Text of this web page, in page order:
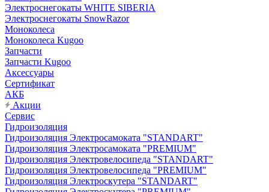
Электроснегокаты WHITE SIBERIA
Электроснегокаты SnowRazor
Моноколеса
Моноколеса Kugoo
Запчасти
Запчасти Kugoo
Аксессуары
Сертификат
АКБ
Акции
Сервис
Гидроизоляция
Гидроизоляция Электросамоката "STANDART"
Гидроизоляция Электросамоката "PREMIUM"
Гидроизоляция Электровелосипеда "STANDART"
Гидроизоляция Электровелосипеда "PREMIUM"
Гидроизоляция Электроскутера "STANDART"